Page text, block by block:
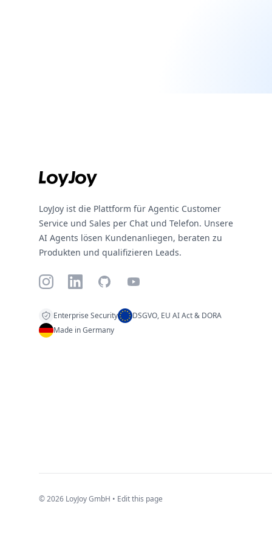
LoyJoy ist die Plattform für Agentic Customer
Service und Sales per Chat und Telefon. Unsere
AI Agents lösen Kundenanliegen, beraten zu
Produkten und qualifizieren Leads.
InstagramLinkedInGitHubYouTube
Enterprise Security
DSGVO, EU AI Act & DORA
Made in Germany
© 2026 LoyJoy GmbH • Edit this page